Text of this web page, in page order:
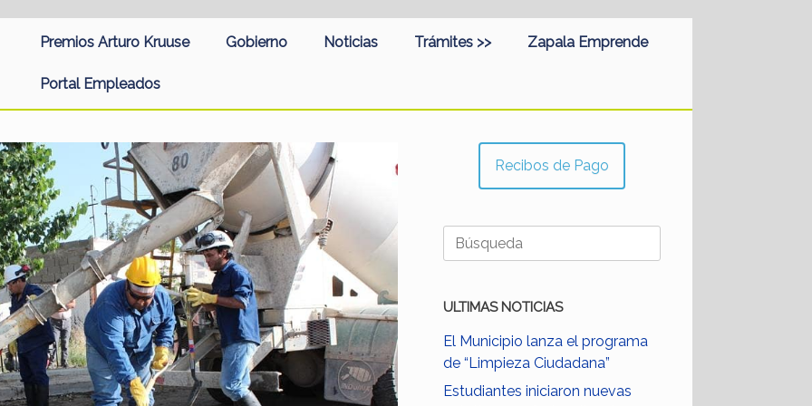
Premios Arturo Kruuse Gobierno Noticias Trámites >> Zapala Emprende
Portal Empleados
Recibos de Pago
Buscar:
ULTIMAS NOTICIAS
El Municipio lanza el programa
de “Limpieza Ciudadana”
Estudiantes iniciaron nuevas